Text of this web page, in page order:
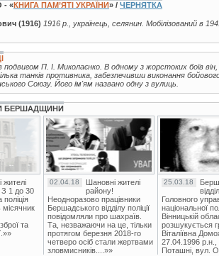
- «КНИГА ПАМ’ЯТІ УКРАЇНИ» / ЧЕРНЯТКА
(1916) 1916 р., українець, селянин. Мобілізований в
подвигом П. І. Миколаєнко. В одному з жорстоких боїв
танків противника, забезпечивши виконання
Союзу. Його ім'ям названо одну з вулиць.
БЕРШАДЩИНИ
жителі
З 1 до 30
поліція
місячник
та
02.04.18
Шановні жителі
району!
Неодноразово працівники
Бершадського відділу поліції
повідомляли про шахраїв.
Та, незважаючи на це, тільки
протягом березня 2018-го
четверо осіб стали жертвами
зловмисників....»»
25.03.18
Головного
національної
Вінницькій
розшукується
Віталіївна
27.04.1996 р.н.,
Поташні, вул.